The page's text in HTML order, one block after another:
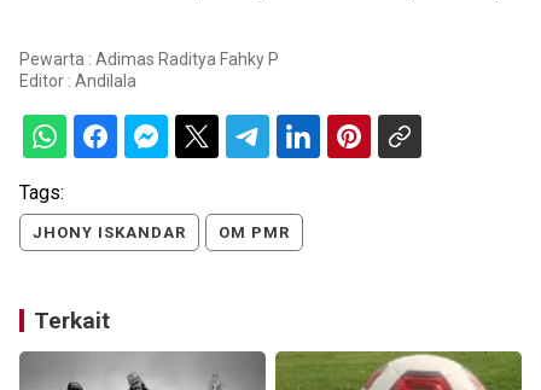
Pewarta : Adimas Raditya Fahky P
Editor : Andilala
Tags:
JHONY ISKANDAR OM PMR
Terkait